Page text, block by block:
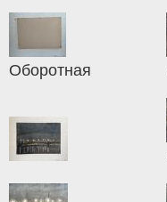
Оборотная